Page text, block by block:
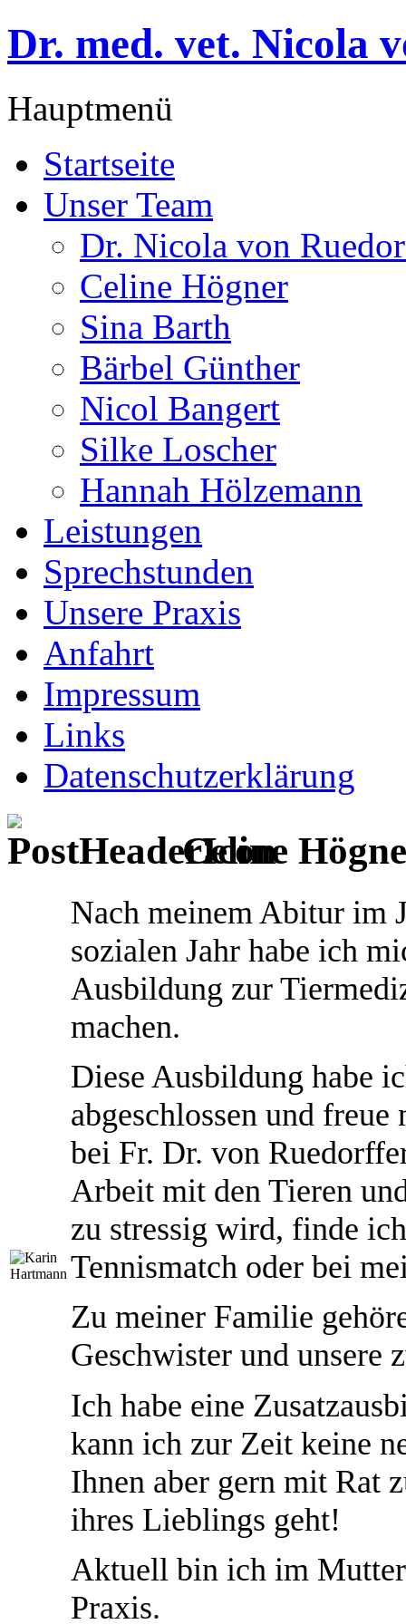
Dr. med. vet. Nicola
Hauptmenü
Startseite
Unser Team
Dr. Nicola von
Celine Högner
Sina Barth
Bärbel Günther
Nicol Bangert
Silke Loscher
Hannah Hölzemann
Leistungen
Sprechstunden
Unsere Praxis
Anfahrt
Impressum
Links
Datenschutzerklärung
Celine
Nach meinem Abitur im
sozialen Jahr habe ich
Ausbildung zur
machen.
Diese Ausbildung habe
abgeschlossen und
bei Fr. Dr. von
Arbeit mit den Tieren
zu stressig wird, finde
Tennismatch oder bei
Zu meiner Familie
Geschwister und unsere
Ich habe eine
kann ich zur Zeit keine
Ihnen aber gern mit Rat
ihres Lieblings geht!
Aktuell bin ich im
Praxis.